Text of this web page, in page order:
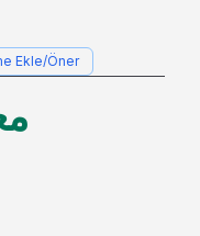
Ekle/Öner